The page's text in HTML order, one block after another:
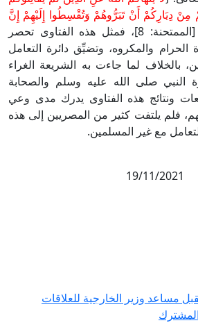
دِيَارِكُمْ أَنْ تَبَرُّوهُمْ وَتُقْسِطُوا إِلَيْهِمْ إِنَّ
} [الممتحنة: 8]، فمثل هذه الفتاوى تحصر
والمكروه، وتضيِّق دائرة التعامل
بالخلاف لما جاءت به الشريعة الغراء
النبي صلى الله عليه وسلم والصحابة
ونتائج هذه الفتاوى يدرك مدى وعي
فلم يلتفت كثير من المصريين إلى هذه
مع غير المسلمين.
19/11/2021
مساعد وزير الخارجية للعلاقات
المشترك